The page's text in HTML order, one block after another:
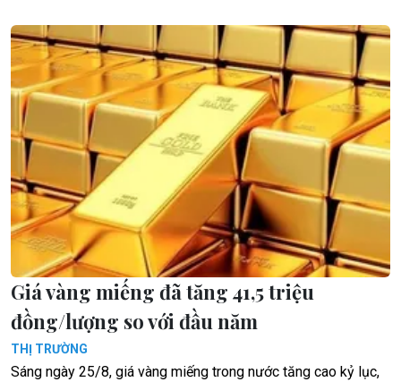
Giá vàng miếng đã tăng 41,5 triệu
đồng/lượng so với đầu năm
THỊ TRƯỜNG
Sáng ngày 25/8, giá vàng miếng trong nước tăng cao kỷ lục,